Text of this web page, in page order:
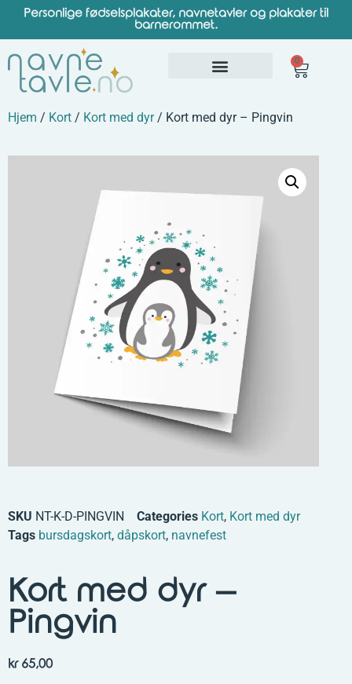
Personlige fødselsplakater, navnetavler og plakater til
barnerommet.
0
Hjem / Kort / Kort med dyr/ Kort med dyr – Pingvin
SKU NT-K-D-PINGVIN Categories Kort, Kort med dyr
Tags bursdagskort, dåpskort, navnefest
Kort med dyr –
Pingvin
kr65,00